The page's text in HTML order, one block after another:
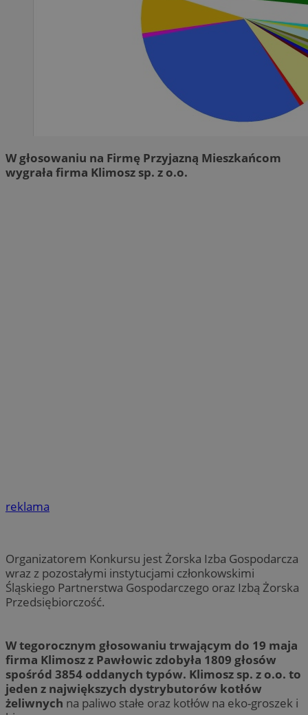
W głosowaniu na Firmę Przyjazną Mieszkańcom
wygrała firma Klimosz sp. z o.o.
reklama
Organizatorem Konkursu jest Żorska Izba Gospodarcza
wraz z pozostałymi instytucjami członkowskimi
Śląskiego Partnerstwa Gospodarczego oraz Izbą Żorska
Przedsiębiorczość.
W tegorocznym głosowaniu trwającym do 19 maja
firma Klimosz z Pawłowic zdobyła 1809 głosów
spośród 3854 oddanych typów. Klimosz sp. z o.o. to
jeden z największych dystrybutorów kotłów
żeliwnych na paliwo stałe oraz kotłów na eko-groszek i